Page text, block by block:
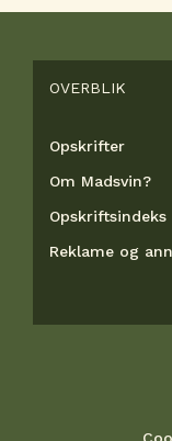
OVERBLIK
Opskrifter
Om Madsvin?
Opskriftsindeks
Reklame og